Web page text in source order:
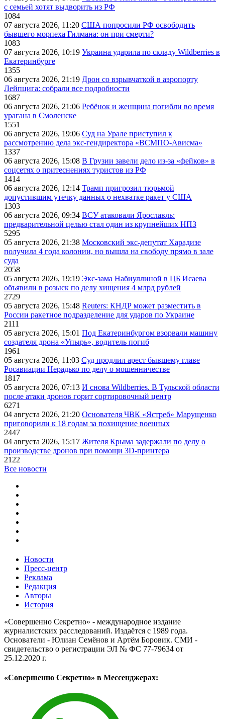
с семьей хотят выдворить из РФ
1084
07 августа 2026, 11:20 США попросили РФ освободить
бывшего морпеха Гилмана: он при смерти?
1083
07 августа 2026, 10:19 Украина ударила по складу Wildberries в
Екатеринбурге
1355
06 августа 2026, 21:19 Дрон со взрывчаткой в аэропорту
Лейпцига: собрали все подробности
1687
06 августа 2026, 21:06 Ребёнок и женщина погибли во время
урагана в Смоленске
1551
06 августа 2026, 19:06 Суд на Урале приступил к
рассмотрению дела экс-гендиректора «ВСМПО-Ависма»
1337
06 августа 2026, 15:08 В Грузии завели дело из-за «фейков» в
соцсетях о притеснениях туристов из РФ
1414
06 августа 2026, 12:14 Трамп пригрозил тюрьмой
допустившим утечку данных о нехватке ракет у США
1303
06 августа 2026, 09:34 ВСУ атаковали Ярославль:
предварительной целью стал один из крупнейших НПЗ
5295
05 августа 2026, 21:38 Московский экс-депутат Харадизе
получила 4 года колонии, но вышла на свободу прямо в зале
суда
2058
05 августа 2026, 19:19 Экс-зама Набиуллиной в ЦБ Исаева
объявили в розыск по делу хищения 4 млрд рублей
2729
05 августа 2026, 15:48 Reuters: КНДР может разместить в
России ракетное подразделение для ударов по Украине
2111
05 августа 2026, 15:01 Под Екатеринбургом взорвали машину
создателя дрона «Упырь», водитель погиб
1961
05 августа 2026, 11:03 Суд продлил арест бывшему главе
Росавиации Нерадько по делу о мошенничестве
1817
05 августа 2026, 07:13 И снова Wildberries. В Тульской области
после атаки дронов горит сортировочный центр
6271
04 августа 2026, 21:20 Основателя ЧВК «Ястреб» Марущенко
приговорили к 18 годам за похищение военных
2447
04 августа 2026, 15:17 Жителя Крыма задержали по делу о
производстве дронов при помощи 3D‑принтера
2122
Все новости
Новости
Пресс-центр
Реклама
Редакция
Авторы
История
«Совершенно Секретно» - международное издание
журналистских расследований. Издаётся с 1989 года.
Основатели - Юлиан Семёнов и Артём Боровик. CМИ -
свидетельство о регистрации ЭЛ № ФС 77-79634 от
25.12.2020 г.
«Совершенно Секретно» в Мессенджерах: